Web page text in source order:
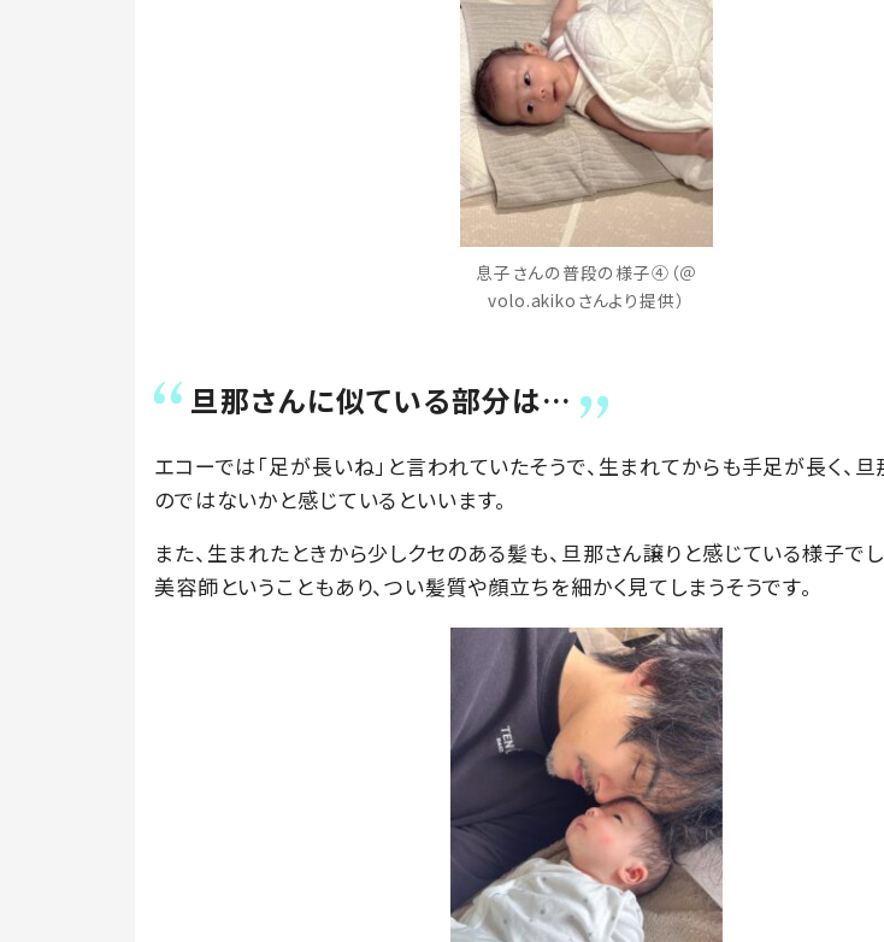
息子さんの普段の様子④（＠
volo.akikoさんより提供）
旦那さんに似ている部分は…
エコーでは「足が長いね」と言われていたそうで、生まれてからも手足が長く、
のではないかと感じているといいます。
また、生まれたときから少しクセのある髪も、旦那さん譲りと感じている様子で
美容師ということもあり、つい髪質や顔立ちを細かく見てしまうそうです。